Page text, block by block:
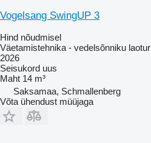
Vogelsang SwingUP 3
Hind nõudmisel
Väetamistehnika - vedelsõnniku laotur
2026
Seisukord uus
Maht 14 m³
Saksamaa, Schmallenberg
Võta ühendust müüjaga